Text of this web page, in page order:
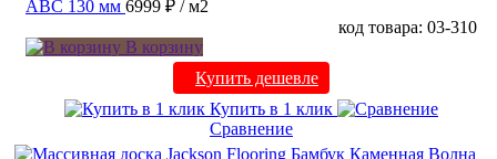
ABC 130 мм 6999 ₽ / м2
код товара: 03-310
В корзину
Купить дешевле
Купить в 1 клик
Сравнение